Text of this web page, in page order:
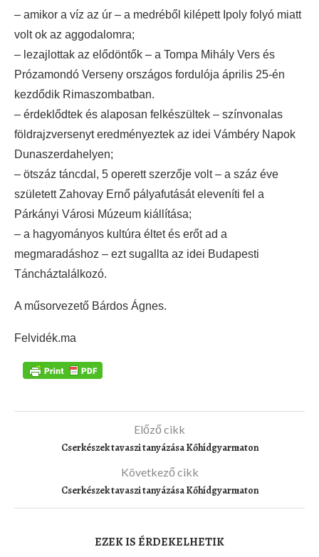
– amikor a víz az úr – a medréből kilépett Ipoly folyó miatt
volt ok az aggodalomra;
– lezajlottak az elődöntők – a Tompa Mihály Vers és
Prózamondó Verseny országos fordulója április 25-én
kezdődik Rimaszombatban.
– érdeklődtek és alaposan felkészültek – színvonalas
földrajzversenyt eredményeztek az idei Vámbéry Napok
Dunaszerdahelyen;
– ötszáz táncdal, 5 operett szerzője volt – a száz éve
született Zahovay Ernő pályafutását eleveníti fel a
Párkányi Városi Múzeum kiállítása;
– a hagyományos kultúra éltet és erőt ad a
megmaradáshoz – ezt sugallta az idei Budapesti
Táncháztalálkozó.
A műsorvezető Bárdos Ágnes.
Felvidék.ma
Előző cikk
Cserkészek tavaszi tanyázása Kőhídgyarmaton
Következő cikk
Cserkészek tavaszi tanyázása Kőhídgyarmaton
EZEK IS ÉRDEKELHETIK